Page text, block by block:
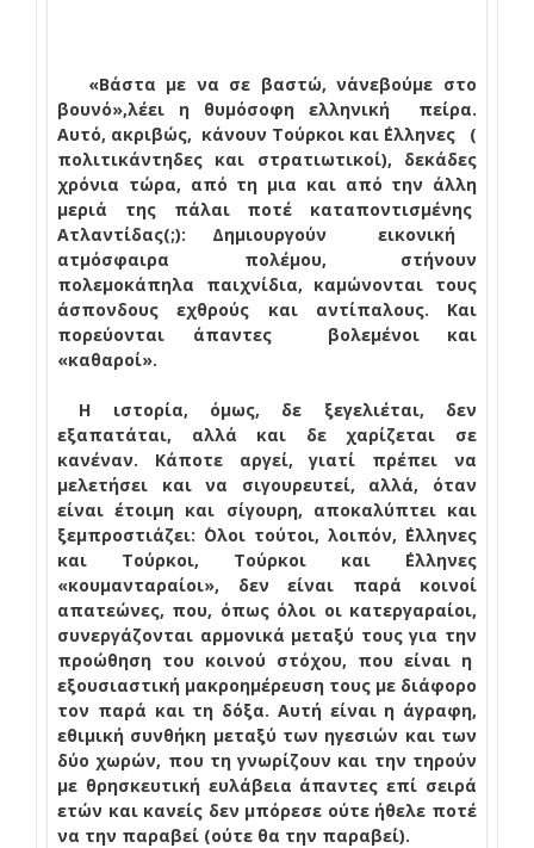
«Βάστα με να σε βαστώ, ν΄ανεβούμε στο
βουνό»,λέει η θυμόσοφη ελληνική
πείρα.
Αυτό, ακριβώς, κάνουν Τούρκοι και ΄Ελληνες
(
πολιτικάντηδες και στρατιωτικοί), δεκάδες
χρόνια τώρα, από τη μια και από την άλλη
μεριά της πάλαι ποτέ καταποντισμένης
Ατλαντίδας(;): Δημιουργούν
εικονική
ατμόσφαιρα πολέμου, στήνουν
πολεμοκάπηλα παιχνίδια, καμώνονται τους
άσπονδους εχθρούς και αντίπαλους. Και
πορεύονται άπαντες
βολεμένοι και
«καθαροί».
Η ιστορία, όμως, δε ξεγελιέται, δεν
εξαπατάται, αλλά και δε χαρίζεται σε
κανέναν. Κάποτε αργεί, γιατί πρέπει να
μελετήσει και να σιγουρευτεί, αλλά, όταν
είναι έτοιμη και σίγουρη, αποκαλύπτει και
ξεμπροστιάζει: ΄Ολοι τούτοι, λοιπόν, ΄Ελληνες
και Τούρκοι, Τούρκοι και ΄Ελληνες
«κουμανταραίοι», δεν είναι παρά κοινοί
απατεώνες, που, όπως όλοι οι κατεργαραίοι,
συνεργάζονται αρμονικά μεταξύ τους για την
προώθηση του κοινού στόχου, που είναι η
εξουσιαστική μακροημέρευση τους με διάφορο
τον παρά και τη δόξα. Αυτή είναι η άγραφη,
εθιμική συνθήκη μεταξύ των ηγεσιών και των
δύο χωρών, που τη γνωρίζουν και την τηρούν
με θρησκευτική ευλάβεια άπαντες επί σειρά
ετών και κανείς δεν μπόρεσε ούτε ήθελε ποτέ
να την παραβεί (ούτε θα την παραβεί).